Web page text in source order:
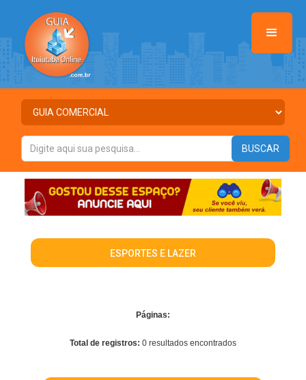
ESPORTES E LAZER
Páginas:
Total de registros: 0 resultados encontrados